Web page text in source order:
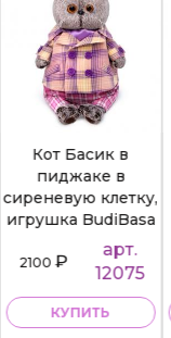
Кот Басик в
пиджаке в
сиреневую клетку,
игрушка BudiBasa
2100₽
арт.
12075
КУПИТЬ